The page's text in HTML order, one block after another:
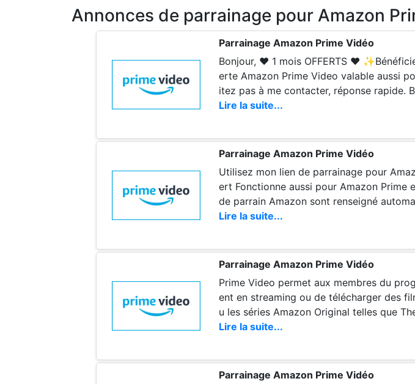
Annonces de parrainage pour Amazon
Parrainage Amazon Prime Vidéo
Bonjour, ❤️ 1 mois OFFERTS ❤️ ✨Bénéficiez de 30 jours gratuits grâce à l'offre découv
erte Amazon Prime Video valable aussi pour amazon prime :) Pour toute question, n'hés
Lire la suite...
Parrainage Amazon Prime Vidéo
Utilisez mon lien de parrainage pour
ert Fonctionne aussi pour Amazon Prime et Prime Vidéo Amazon Parrainage et le code
de parrain Amazon sont renseigné
Lire la suite...
Parrainage Amazon Prime Vidéo
Prime Video permet aux membres du
ent en streaming ou de télécharger des
u les séries Amazon Original telles que
Pour 6,99 EUR par mois ou 69,90 EUR
Lire la suite...
Parrainage Amazon Prime Vidéo